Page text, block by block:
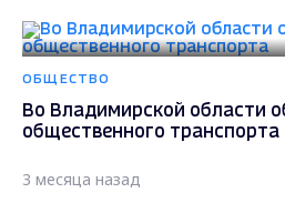
ОБЩЕСТВО
Во Владимирской области
общественного транспорта
3 месяца назад